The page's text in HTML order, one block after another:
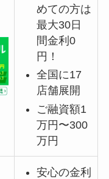
めての方は
最大30日
間金利0
円！
全国に17
店舗展開
ご融資額1
万円〜300
万円
安心の金利